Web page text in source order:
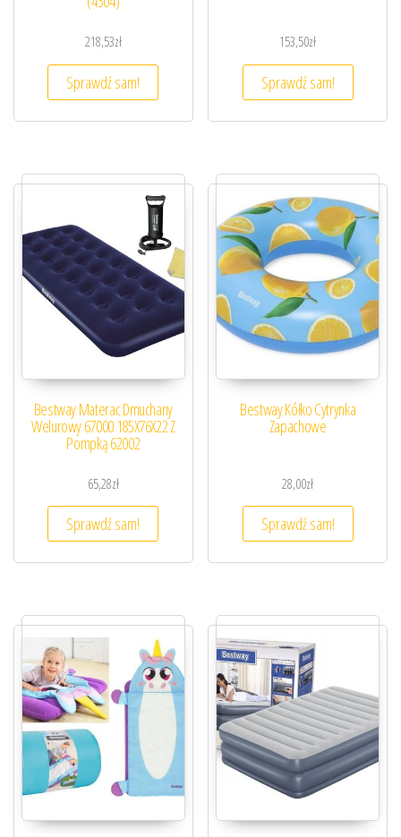
218,53zł
Sprawdź sam!
153,50zł
Sprawdź sam!
Bestway Materac Dmuchany
Welurowy 67000 185X76X22 Z
Pompką 62002
65,28zł
Sprawdź sam!
Bestway Kółko Cytrynka
Zapachowe
28,00zł
Sprawdź sam!